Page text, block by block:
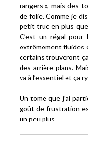
rangers », mais des
de folie. Comme je
petit truc en plus
C’est un régal pour
extrêmement fluides
certains trouveront
des arrière-plans.
va à l’essentiel et ça
Un tome que j’ai
goût de frustration
un peu plus.